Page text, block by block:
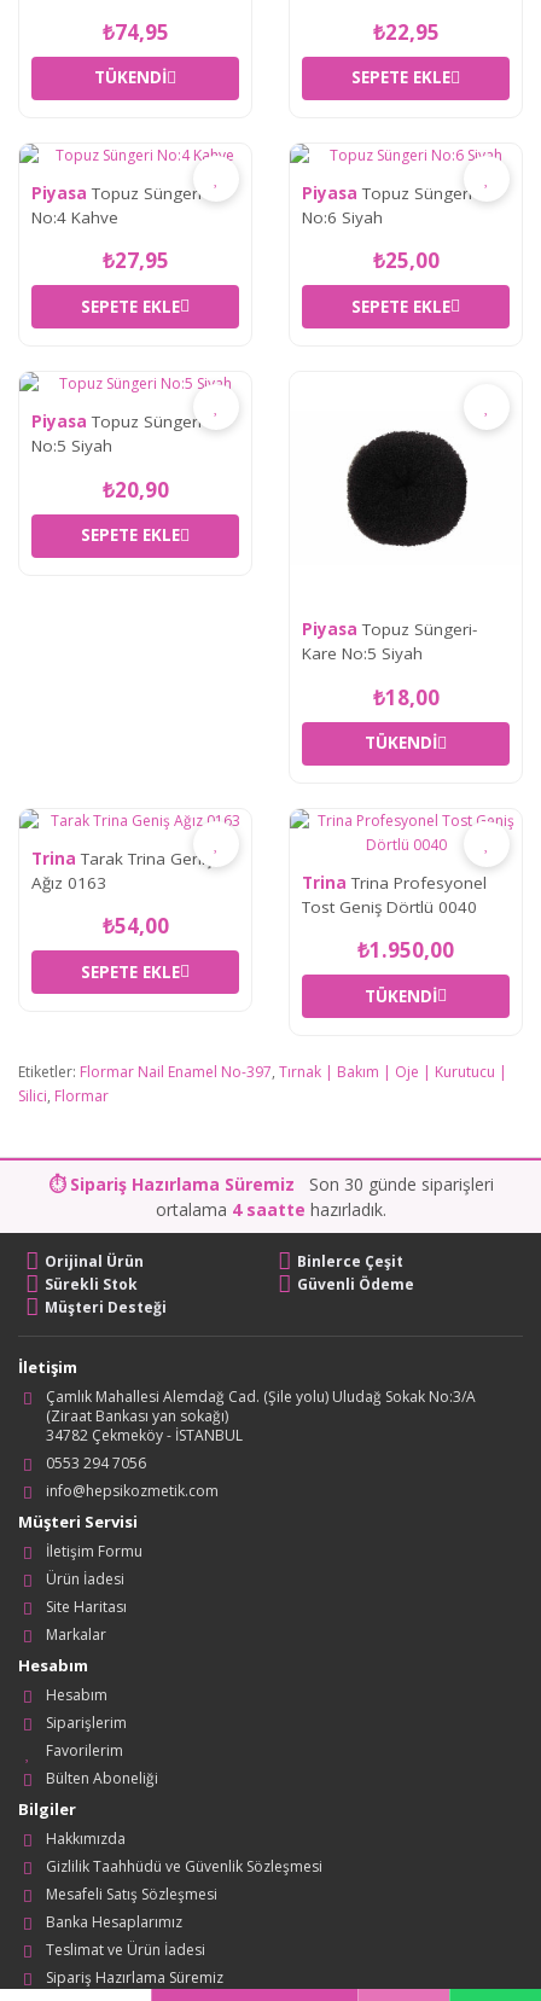
₺74,95
TÜKENDI
₺22,95
SEPETE EKLE
Piyasa Topuz Süngeri
No:4 Kahve
₺27,95
SEPETE EKLE
Piyasa Topuz Süngeri
No:6 Siyah
₺25,00
SEPETE EKLE
Piyasa Topuz Süngeri
No:5 Siyah
₺20,90
SEPETE EKLE
Piyasa Topuz Süngeri-
Kare No:5 Siyah
₺18,00
TÜKENDI
Trina Tarak Trina Geniş
Ağız 0163
₺54,00
SEPETE EKLE
Trina Trina Profesyonel
Tost Geniş Dörtlü 0040
₺1.950,00
TÜKENDI
Etiketler: Flormar Nail Enamel No-397, Tırnak | Bakım | Oje | Kurutucu |
Silici, Flormar
⏱ Sipariş Hazırlama Süremiz Son 30 günde siparişleri
ortalama 4 saatte hazırladık.
Orijinal Ürün
Binlerce Çeşit
Sürekli Stok
Güvenli Ödeme
Müşteri Desteği
İletişim
Çamlık Mahallesi Alemdağ Cad. (Şile yolu) Uludağ Sokak No:3/A
(Ziraat Bankası yan sokağı)
34782 Çekmeköy - İSTANBUL
0553 294 7056
info@hepsikozmetik.com
Müşteri Servisi
İletişim Formu
Ürün İadesi
Site Haritası
Markalar
Hesabım
Hesabım
Siparişlerim
Favorilerim
Bülten Aboneliği
Bilgiler
Hakkımızda
Gizlilik Taahhüdü ve Güvenlik Sözleşmesi
Mesafeli Satış Sözleşmesi
Banka Hesaplarımız
Teslimat ve Ürün İadesi
Sipariş Hazırlama Süremiz